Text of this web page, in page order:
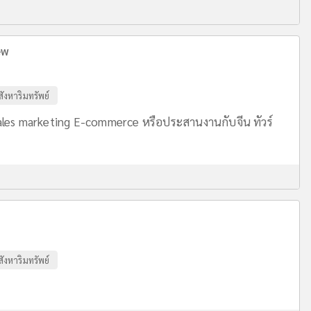
งหาริมทรัพย์
marketing E-commerce หรือประสานงานกับจีน ทัวร์
งหาริมทรัพย์